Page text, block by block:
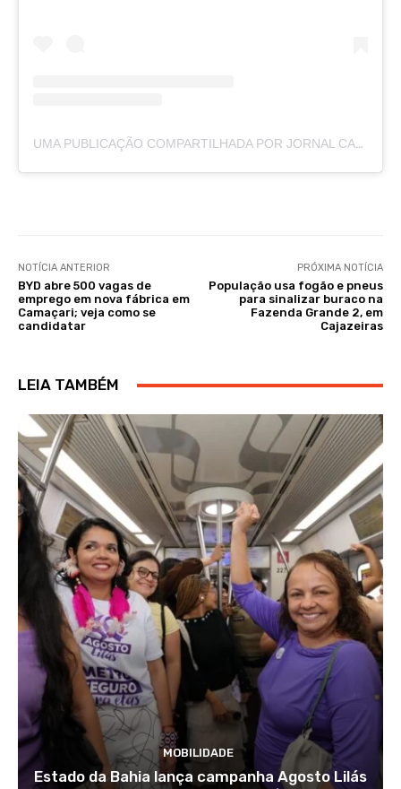
UMA PUBLICAÇÃO COMPARTILHADA POR JORNAL CAJAZEIRAS (@JORNALCAJAZEIRAS)
NOTÍCIA ANTERIOR
BYD abre 500 vagas de
emprego em nova fábrica em
Camaçari; veja como se
candidatar
PRÓXIMA NOTÍCIA
População usa fogão e pneus
para sinalizar buraco na
Fazenda Grande 2, em
Cajazeiras
LEIA TAMBÉM
MOBILIDADE
Estado da Bahia lança campanha Agosto Lilás